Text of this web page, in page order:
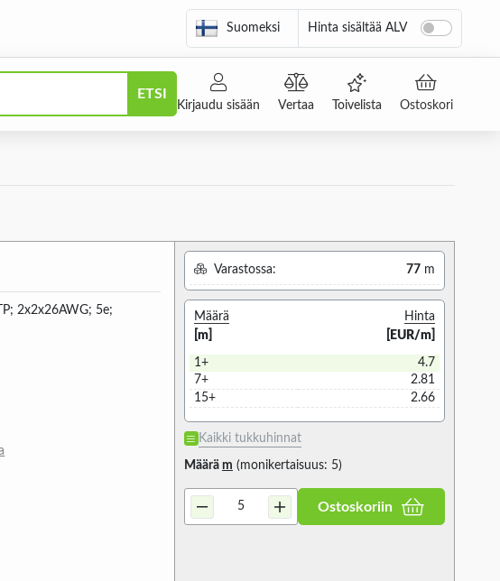
Suomeksi Hinta sisältää ALV
ETSI
Kirjaudu sisään Vertaa Toivelista Ostoskori
2x2x26AWG; 5e;
Varastossa: 77 m
Määrä
[m]
Hinta
[EUR/m]
1+
4.7
7+
2.81
15+
2.66
Kaikki tukkuhinnat
Määrä m (monikertaisuus: 5)
Ostoskoriin